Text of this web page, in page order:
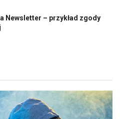
Newsletter – przykład zgody